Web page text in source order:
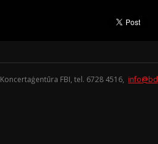
Koncertaģentūra FBI, tel. 6728 4516,